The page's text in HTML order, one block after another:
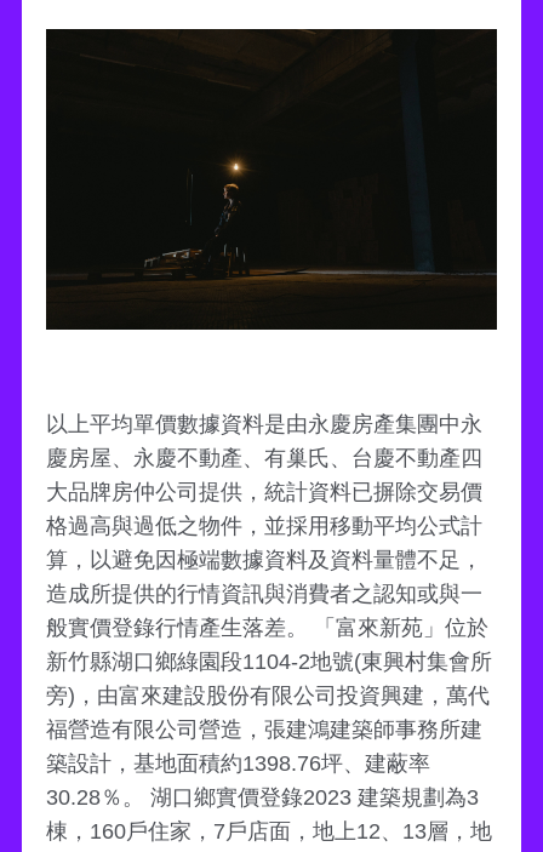
以上平均單價數據資料是由永慶房產集團中永
慶房屋、永慶不動產、有巢氏、台慶不動產四
大品牌房仲公司提供，統計資料已摒除交易價
格過高與過低之物件，並採用移動平均公式計
算，以避免因極端數據資料及資料量體不足，
造成所提供的行情資訊與消費者之認知或與一
般實價登錄行情產生落差。 「富來新苑」位於
新竹縣湖口鄉綠園段1104-2地號(東興村集會所
旁)，由富來建設股份有限公司投資興建，萬代
福營造有限公司營造，張建鴻建築師事務所建
築設計，基地面積約1398.76坪、建蔽率
30.28％。 湖口鄉實價登錄2023 建築規劃為3
棟，160戶住家，7戶店面，地上12、13層，地